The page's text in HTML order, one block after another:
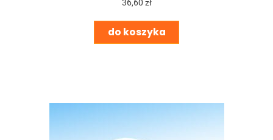
36,60 zł
do koszyka